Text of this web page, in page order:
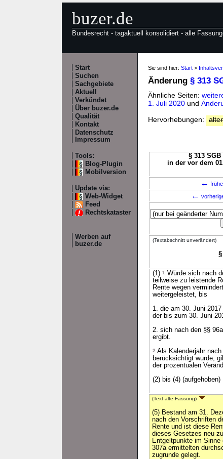
buzer.de
Bundesrecht - tagaktuell konsolidiert - alle
Start
Suchen
Sachgebiete
Aktuell
Verkündet
Über buzer.de
Qualität
Kontakt
Datenschutz
Impressum
Tools:
Blog-Plugin
Mobilversion
Update via:
Web-Widget
Feed
Rechtskataster
Werben auf
buzer.de
Sie sind hier: Start >
Änderung § 313
Ähnliche Seiten:
1. Juli 2020 und
Hervorhebungen:
§ 313
in der vor dem
←
←
(Textabschnitt unverändert)
(1) 1 Würde sich nach
teilweise zu leistende
Rente wegen
weitergeleistet, bis
1. die am 30. Juni
der bis zum 30. Juni
2. sich nach den §§
ergibt.
2 Als Kalenderjahr
berücksichtigt wurde,
der prozentualen
(2) bis (4) (aufgehoben)
(Text alte Fassung)
(5) Bestand am 31.
nach den Vorschriften
Rente und ist diese
dieses Gesetzes neu
Entgeltpunkte im
307a ermittelten
zugrunde gelegt.